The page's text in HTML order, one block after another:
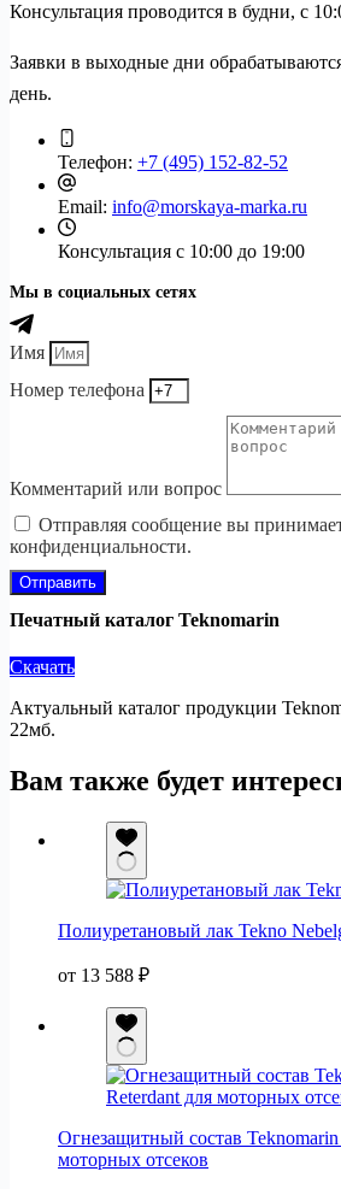
Консультация проводится в будни, с
Заявки в выходные дни
день.
Телефон: +7 (495) 152-82-52
Email: info@morskaya-marka.ru
Консультация с 10:00 до 19:00
Мы в социальных сетях
Имя
Номер телефона
Комментарий или вопрос
Отправляя сообщение вы
конфиденциальности.
Отправить
Печатный каталог Teknomarin
Скачать
Актуальный каталог продукции
22мб.
Вам также будет
Полиуретановый лак Tekno
от 13 588 ₽
Огнезащитный состав Teknomarin
моторных отсеков